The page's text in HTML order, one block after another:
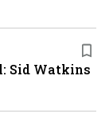
Sid Watkins